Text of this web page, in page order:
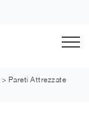
> Pareti Attrezzate